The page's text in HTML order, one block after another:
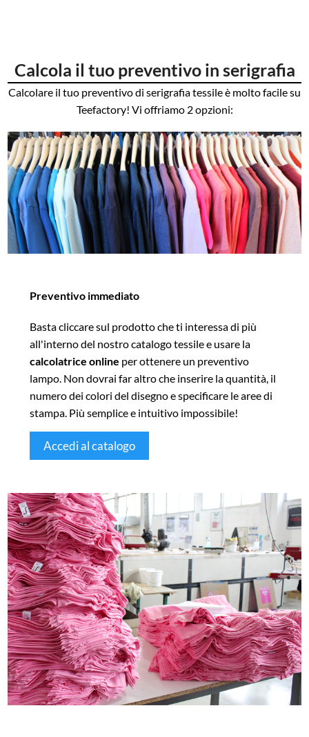
Calcola il tuo preventivo in serigrafia
Calcolare il tuo preventivo di serigrafia tessile è molto facile su
Teefactory! Vi offriamo 2 opzioni:
Preventivo immediato
Basta cliccare sul prodotto che ti interessa di più
all'interno del nostro catalogo tessile e usare la
calcolatrice online per ottenere un preventivo
lampo. Non dovrai far altro che inserire la quantità, il
numero dei colori del disegno e specificare le aree di
stampa. Più semplice e intuitivo impossibile!
Accedi al catalogo